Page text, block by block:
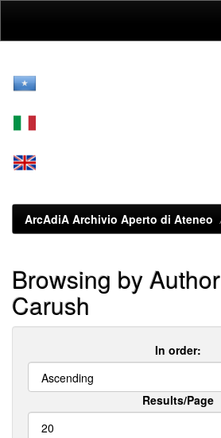
ArcAdiA Archivio Aperto di Ateneo
Browsing by Author
Carush
In order:
Results/Page